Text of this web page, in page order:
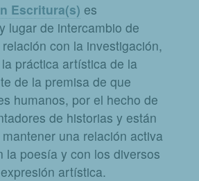
Escritura(s) es
lugar de intercambio de
con la investigación,
práctica artística de la
de la premisa de que
humanos, por el hecho de
de historias y están
una relación activa
la poesía y con los diversos
artística.